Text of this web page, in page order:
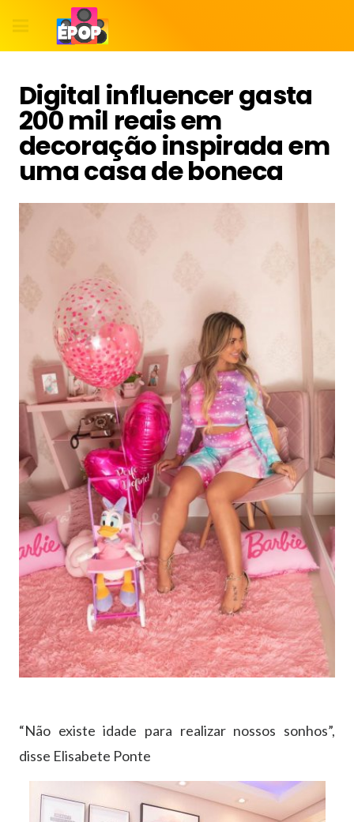
Digital influencer gasta
200 mil reais em
decoração inspirada em
uma casa de boneca
“Não existe idade para realizar nossos sonhos”,
disse Elisabete Ponte